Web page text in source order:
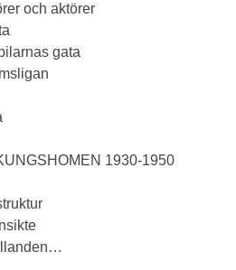
och aktörer
gata
1930-1950